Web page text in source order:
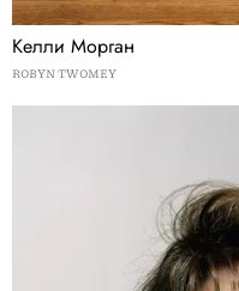
Келли Морган
ROBYN TWOMEY